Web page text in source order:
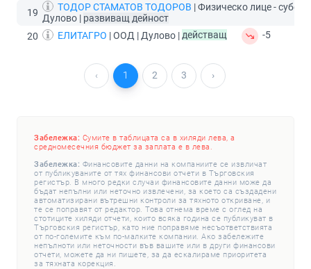
19 ТОДОР СТАМАТОВ ТОДОРОВ | Физическо лице -
Дулово | развиващ дейност
20
ЕЛИТАГРО | ООД | Дулово |действащ -5
‹ 1 2 3 ›
Забележка: Сумите в таблицата са в хиляди лева, а
средномесечния бюджет за заплата е в лева.
Забележка: Финансовите данни на компаниите се извличат
от публикуваните от тях финансови отчети в Търговския
регистър. В много редки случаи финансовите данни може да
бъдат непълни или неточно извлечени, за което са създадени
автоматизирани вътрешни контроли за тяхното откриване, и
те се поправят от редактор. Това отнема време с оглед на
стотиците хиляди отчети, които всяка година се публикуват в
Търговския регистър, като ние поправяме несъответствията
от по-големите към по-малките компании. Ако забележите
непълноти или неточности във вашите или в други финансови
отчети, можете да ни пишете, за да ескалираме приоритета
за тяхната корекция.